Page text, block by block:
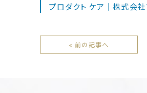
プロダクト ケア｜株式会社
« 前の記事へ